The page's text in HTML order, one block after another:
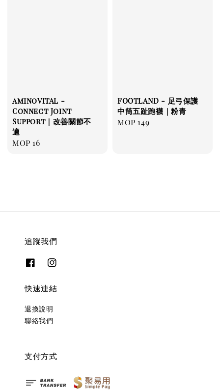
aminoVITAL -
Connect Joint
Support｜改善關節不
適
Regular
MOP 16
FOOTLAND - 足弓保護
中筒五趾跑襪｜粉青
Regular
MOP 149
追蹤我們
快速連結
退換說明
聯絡我們
支付方式